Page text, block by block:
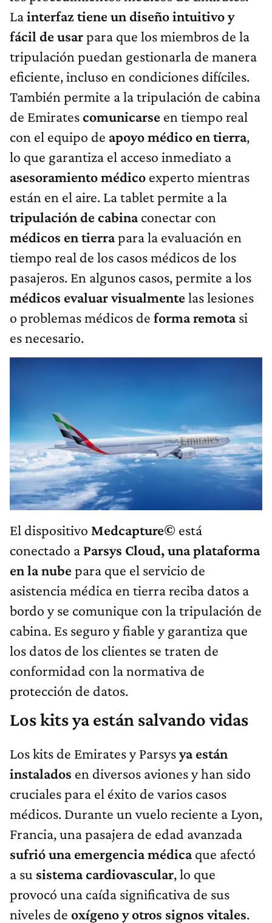
Lainterfaz tiene un diseño intuitivo y
fácil de usarpara que los miembros de la
tripulación puedan gestionarla de manera
eficiente, incluso en condiciones difíciles.
También permite a la tripulación de cabina
de Emiratescomunicarse en tiempo real
con el equipo de apoyo médico en tierra,
lo que garantiza el acceso inmediato a
asesoramiento médico experto mientras
están en el aire. La tablet permite a la
tripulación de cabinaconectar con
médicos en tierrapara la evaluación en
tiempo real de los casos médicos de los
pasajeros. En algunos casos, permite a los
médicos evaluar visualmentelas lesiones
o problemas médicos de forma remotasi
es necesario.
El dispositivo Medcapture© está
conectado a Parsys Cloud, una plataforma
en la nubepara que el servicio de
asistencia médica en tierra reciba datos a
bordo y se comunique con la tripulación de
cabina. Es seguro y fiable y garantiza que
los datos de los clientes se traten de
conformidad con la normativa de
protección de datos.
Los kits ya están salvando vidas
Los kits de Emirates y Parsysya están
instalados en diversos aviones y han sido
cruciales para el éxito de varios casos
médicos. Durante un vuelo reciente a Lyon,
Francia, una pasajera de edad avanzada
sufrió una emergencia médicaque afectó
a su sistema cardiovascular, lo que
provocó una caída significativa de sus
niveles de oxígeno y otros signos vitales.